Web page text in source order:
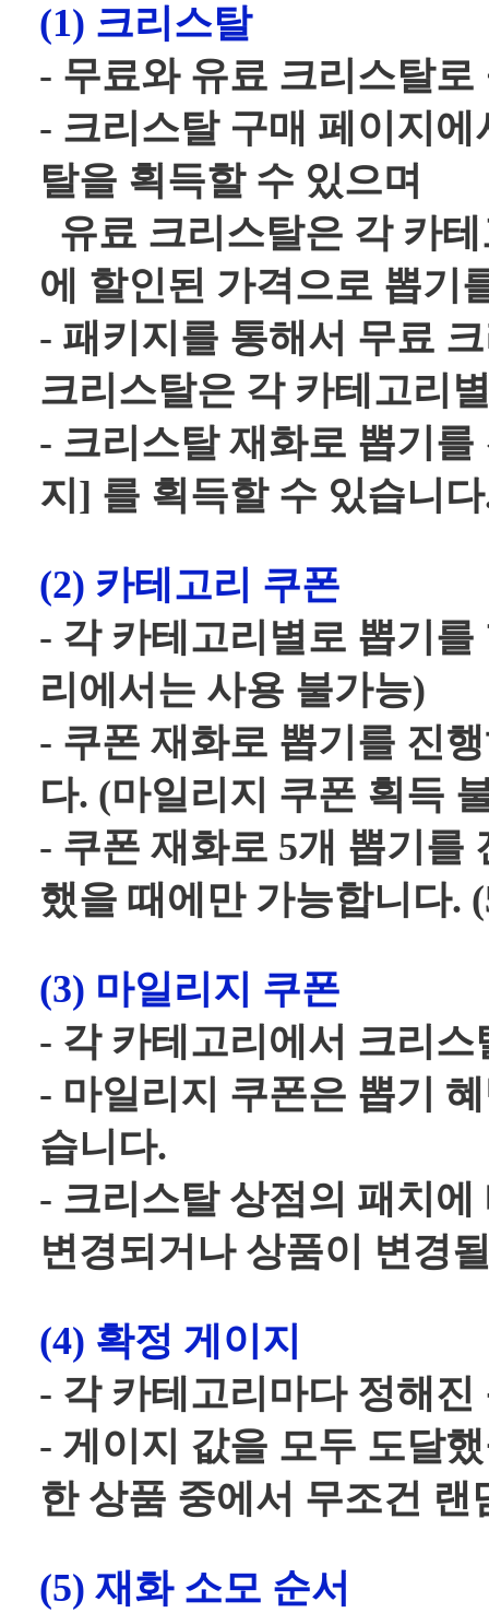
(1) 크리스탈
- 무료와 유료 크리스탈로
- 크리스탈 구매 페이지
탈을 획득할 수 있으며
유료 크리스탈은 각 카
에 할인된 가격으로 뽑기
- 패키지를 통해서 무료
크리스탈은 각 카테고리
- 크리스탈 재화로 뽑기
지] 를 획득할 수 있습니
(2) 카테고리 쿠폰
- 각 카테고리별로 뽑기
리에서는 사용 불가능)
- 쿠폰 재화로 뽑기를 진
다. (마일리지 쿠폰 획득
- 쿠폰 재화로 5개 뽑기를
했을 때에만 가능합니다.
(3) 마일리지 쿠폰
- 각 카테고리에서 크리
- 마일리지 쿠폰은 뽑기
습니다.
- 크리스탈 상점의 패치
변경되거나 상품이 변경
(4) 확정 게이지
- 각 카테고리마다 정해
- 게이지 값을 모두 도달
한 상품 중에서 무조건
(5) 재화 소모 순서